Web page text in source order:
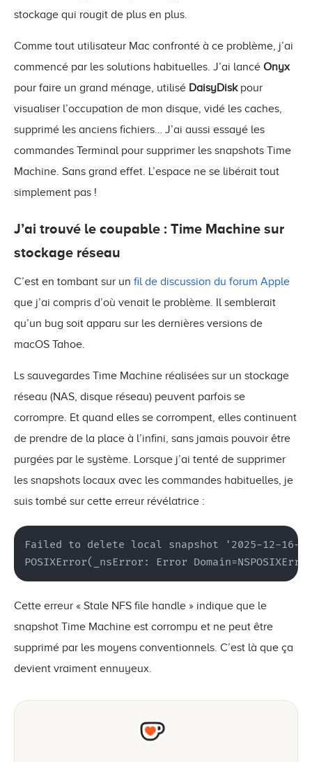
stockage qui rougit de plus en plus.
Comme tout utilisateur Mac confronté à ce problème, j’ai
commencé par les solutions habituelles. J’ai lancé Onyx
pour faire un grand ménage, utilisé DaisyDiskpour
visualiser l’occupation de mon disque, vidé les caches,
supprimé les anciens fichiers… J’ai aussi essayé les
commandes Terminal pour supprimer les snapshots Time
Machine. Sans grand effet. L’espace ne se libérait tout
simplement pas !
J’ai trouvé le coupable : Time Machine sur
stockage réseau
C’est en tombant sur un fil de discussion du forum Apple
que j’ai compris d’où venait le problème. Il semblerait
qu’un bug soit apparu sur les dernières versions de
macOS Tahoe.
Ls sauvegardes Time Machine réalisées sur un stockage
réseau (NAS, disque réseau) peuvent parfois se
corrompre. Et quand elles se corrompent, elles continuent
de prendre de la place à l’infini, sans jamais pouvoir être
purgées par le système. Lorsque j’ai tenté de supprimer
les snapshots locaux avec les commandes habituelles, je
suis tombé sur cette erreur révélatrice :
Failed to delete local snapshot '2025-12-16-
POSIXError(_nsError: Error
Cette erreur « Stale NFS file handle » indique que le
snapshot Time Machine est corrompu et ne peut être
supprimé par les moyens conventionnels. C’est là que ça
devient vraiment ennuyeux.